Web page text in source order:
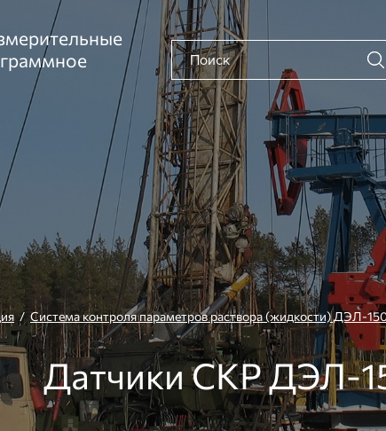
/ Система контроля параметров раствора (жидкости) ДЭЛ-
Датчики СКР ДЭЛ-